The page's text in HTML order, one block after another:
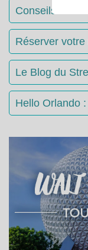
Conseils &
Réserver
Le Blog du
Hello Orlando